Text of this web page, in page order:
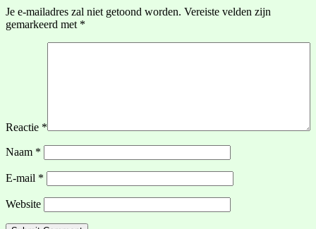
Je e-mailadres zal niet getoond worden. Vereiste velden zijn
gemarkeerd met *
Reactie *
Naam *
E-mail *
Website